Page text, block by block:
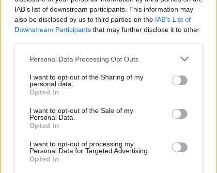
IAB’s list of downstream participants. This information may
also be disclosed by us to third parties on the IAB’s List of
Downstream Participants that may further disclose it to other
Personal Data Processing Opt Outs
I want to opt-out of the Sharing of my
personal data.
Opted In
I want to opt-out of the Sale of my
Personal Data.
Opted In
I want to opt-out of processing my
Personal Data for Targeted Advertising.
Opted In
Ακολουθήστε το E-Radio.gr στοGoogle News
και μάθετε πρώτοιτα πιο hot νέα .
και ότι σου κάνει κλικ!
Ακολουθήστε το E-Radio.gr και στο Instagram